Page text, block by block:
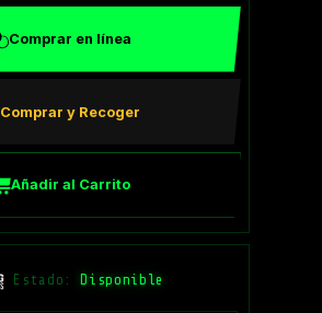
Comprar en línea
Comprar y Recoger
Añadir al Carrito
Estado: Disponible